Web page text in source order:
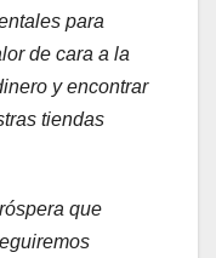
para
de cara a la
y encontrar
tiendas
que